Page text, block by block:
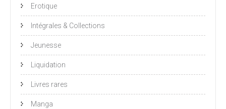
Erotique
Intégrales & Collections
Jeunesse
Liquidation
Livres rares
Manga